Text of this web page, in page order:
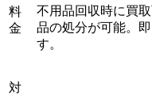
料
金
不用品回収時に買
品の処分が可能。
す。
対